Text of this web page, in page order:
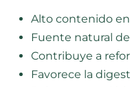
Alto contenido
Fuente natural
Contribuye a
Favorece la